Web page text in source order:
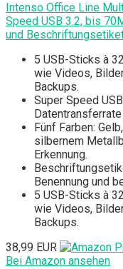
Intenso Office Line
Speed USB 3.2, bis
und
5 USB-Sticks à
wie Videos,
Backups.
Super Speed
Fünf Farben:
silbernem
Erkennung.
Benennung und
5 USB-Sticks à
wie Videos,
Backups.
38,99 EUR
Bei Amazon ansehen